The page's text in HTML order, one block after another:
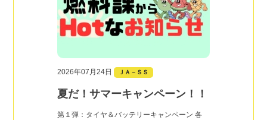
2026年07月24日 ＪＡ－ＳＳ
夏だ！サマーキャンペーン！！
第１弾：タイヤ＆バッテリーキャンペーン 各